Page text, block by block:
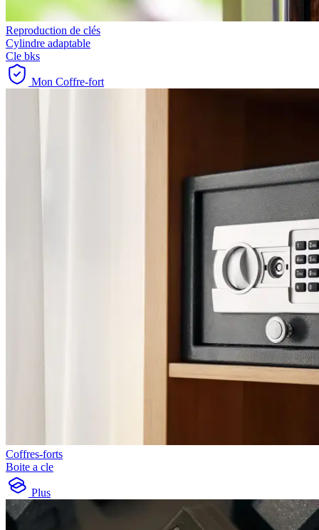
Reproduction de clés
Cylindre adaptable
Cle bks
Mon Coffre-fort
Coffres-forts
Boite a cle
Plus